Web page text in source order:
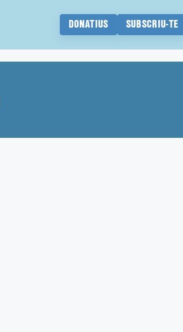
DONATIUS SUBSCRIU-TE